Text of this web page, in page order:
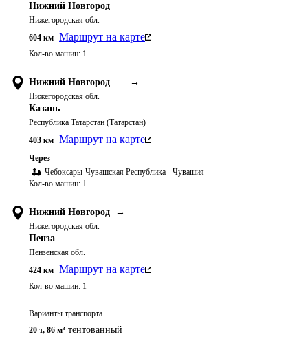
Нижний Новгород
Нижегородская обл.
604 км Маршрут на карте
Кол-во машин: 1
Нижний Новгород →
Нижегородская обл.
Казань
Республика Татарстан (Татарстан)
403 км Маршрут на карте
Через
Чебоксары Чувашская Республика - Чувашия
Кол-во машин: 1
Нижний Новгород →
Нижегородская обл.
Пенза
Пензенская обл.
424 км Маршрут на карте
Кол-во машин: 1
Варианты транспорта
20 т, 86 м³ тентованный